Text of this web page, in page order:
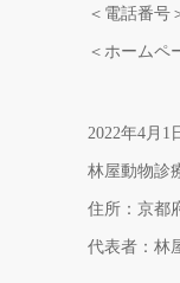
＜電話番号
＜ホームペ
2022年4月1
林屋動物診
住所：京都
代表者：